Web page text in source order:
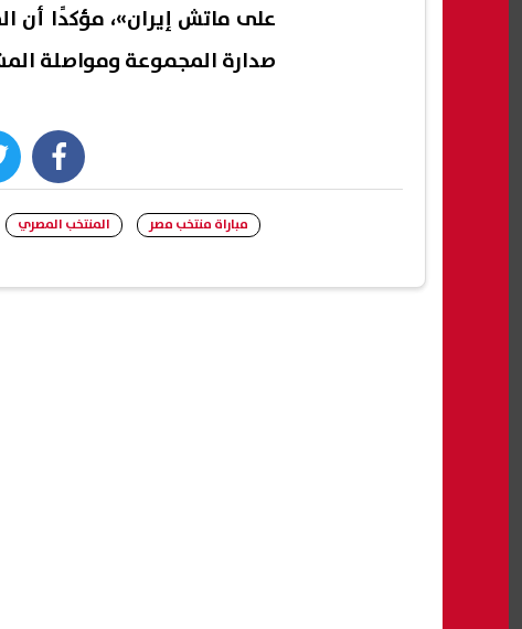
على ماتش إيران»، مؤكدًا أن
صدارة المجموعة ومواصلة
مباراة منتخب مصر المنتخب المصري